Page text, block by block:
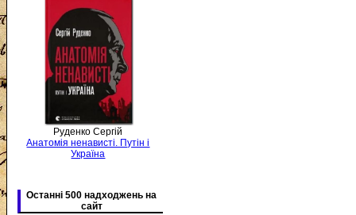
Руденко Сергій
Анатомія ненависті. Путін і
Україна
Останні 500 надходжень на
сайт